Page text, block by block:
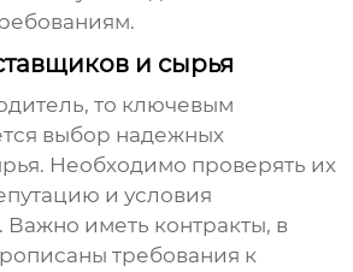
и сырья
то ключевым
выбор надежных
Необходимо проверять их
и условия
Важно иметь контракты, в
требования к